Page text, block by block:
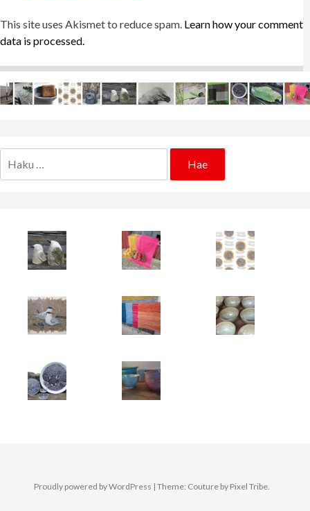
This site uses Akismet to reduce spam. Learn how your comment
data is processed.
Proudly powered by WordPress | Theme: Couture by Pixel Tribe.